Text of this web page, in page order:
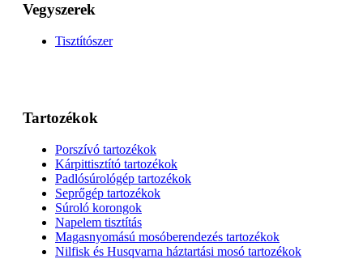
Vegyszerek
Tisztítószer
Tartozékok
Porszívó tartozékok
Kárpittisztító tartozékok
Padlósúrológép tartozékok
Seprőgép tartozékok
Súroló korongok
Napelem tisztítás
Magasnyomású mosóberendezés tartozékok
Nilfisk és Husqvarna háztartási mosó tartozékok